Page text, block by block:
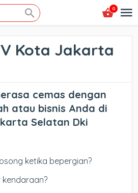
0
Kota Jakarta
cemas dengan
atau bisnis Anda di
Selatan Dki
ketika bepergian?